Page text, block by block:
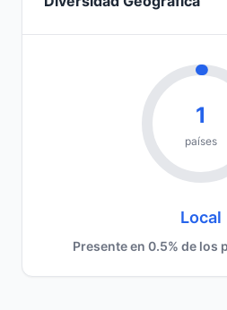
1
países
Local
Presente en 0.5% de los